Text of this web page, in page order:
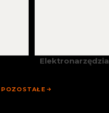
Elektronarzędzia